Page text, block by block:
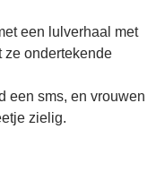
een lulverhaal met
ze ondertekende
een sms, en vrouwen
zielig.